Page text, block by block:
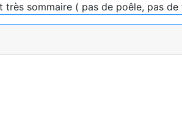
sommaire ( pas de poêle, pas de